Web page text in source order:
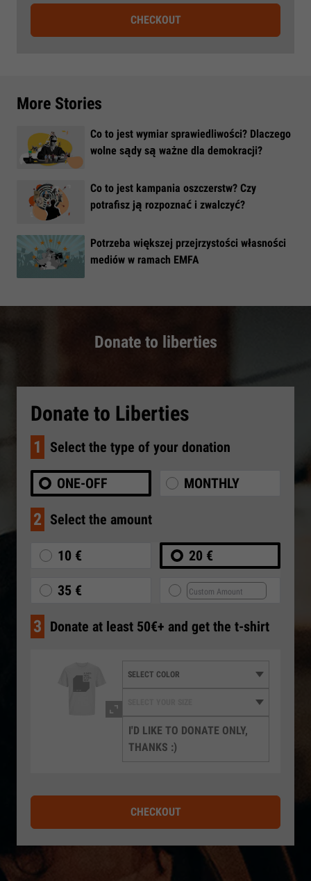
CHECKOUT
More Stories
Co to jest wymiar sprawiedliwości? Dlaczego
wolne sądy są ważne dla demokracji?
​Co to jest kampania oszczerstw? Czy
potrafisz ją rozpoznać i zwalczyć?
​Potrzeba większej przejrzystości własności
mediów w ramach EMFA
Donate to liberties
Donate to Liberties
1 Select the type of your donation
ONE-OFF MONTHLY
2 Select the amount
10 € 20 €
35 €
3 Donate at least 50€+ and get the t-shirt
I'D LIKE TO DONATE ONLY,
THANKS :)
CHECKOUT